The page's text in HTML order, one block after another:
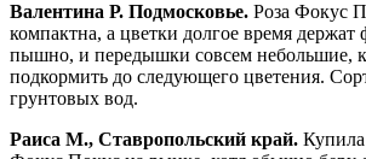
Валентина Р. Подмосковье. Роза Фокус
компактна, а цветки долгое время держат
пышно, и передышки совсем небольшие,
подкормить до следующего цветения.
грунтовых вод.
Раиса М., Ставропольский край.